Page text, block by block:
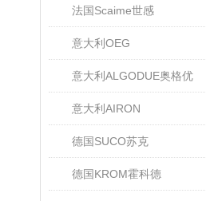
法国Scaime世感
意大利OEG
意大利ALGODUE奥格优
意大利AIRON
德国SUCO苏克
德国KROM霍科德